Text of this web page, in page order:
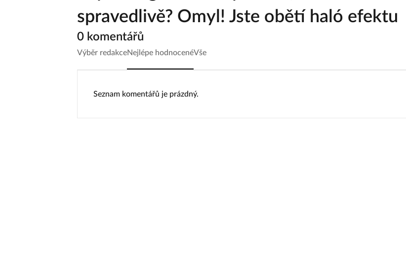
spravedlivě? Omyl! Jste obětí haló efektu
0 komentářů
Výběr redakceNejlépe hodnocenéVše
Seznam komentářů je prázdný.